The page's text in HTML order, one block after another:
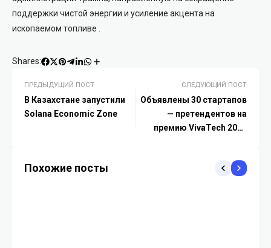
поддержки чистой энергии и усиление акцента на
ископаемом топливе .
Shares:
ПРЕДЫДУЩИЙ ПОСТ
В Казахстане запустили
Solana Economic Zone
СЛЕДУЮЩИЙ ПОСТ
Объявлены 30 стартапов
— претендентов на
премию VivaTech 2025
Похожие посты